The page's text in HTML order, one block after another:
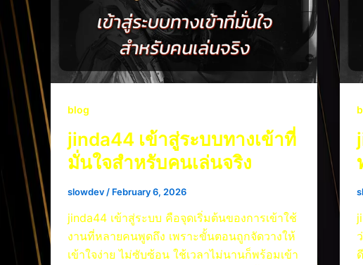
blog
jinda44 เข้าสู่ระบบทางเข้าที่
มั่นใจสำหรับคนเล่นจริง
slowdev / February 6, 2026
jinda44 เข้าสู่ระบบ คือจุดเริ่มต้นของการเข้าใช้
งานที่หลายคนพูดถึง เพราะขั้นตอนถูกจัดวางให้
เข้าใจง่าย ไม่ซับซ้อน ใช้เวลาไม่นานก็พร้อมเข้า